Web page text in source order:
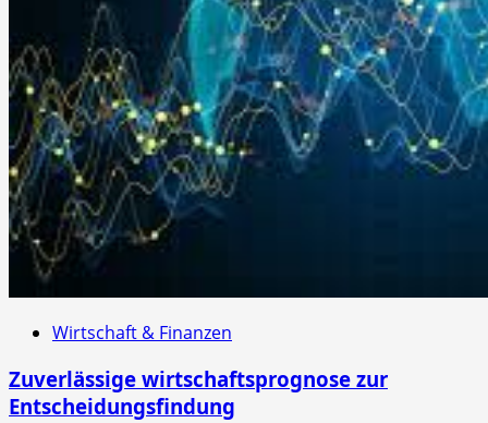
Wirtschaft & Finanzen
Zuverlässige wirtschaftsprognose zur
Entscheidungsfindung